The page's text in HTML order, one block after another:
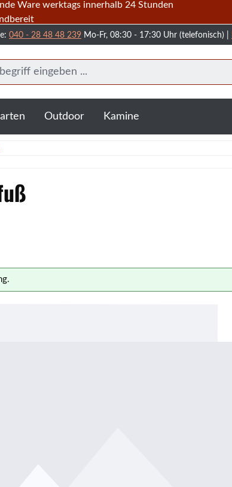
Ware werktags innerhalb 24 Stunden
040 - 28 48 48 239 Mo-Fr, 08:30 - 17:30 Uhr (telefonisch) |
Outdoor Kamine